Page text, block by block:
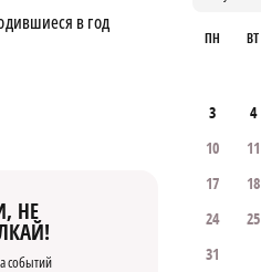
в год
НЕ
событий
ПН ВТ
3
4
10
11
17
18
24
25
31